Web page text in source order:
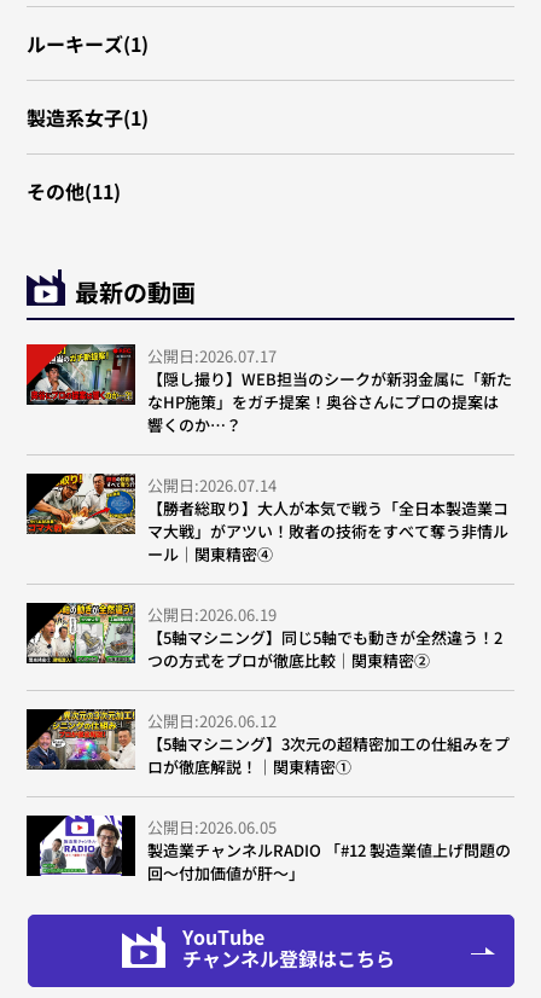
ルーキーズ(1)
製造系女子(1)
その他(11)
最新の動画
公開日:2026.07.17
【隠し撮り】WEB担当のシークが新羽金属に「新た
なHP施策」をガチ提案！奥谷さんにプロの提案は
響くのか…？
公開日:2026.07.14
【勝者総取り】大人が本気で戦う「全日本製造業コ
マ大戦」がアツい！敗者の技術をすべて奪う非情ル
ール｜関東精密④
公開日:2026.06.19
【5軸マシニング】同じ5軸でも動きが全然違う！2
つの方式をプロが徹底比較｜関東精密②
公開日:2026.06.12
【5軸マシニング】3次元の超精密加工の仕組みをプ
ロが徹底解説！｜関東精密①
公開日:2026.06.05
製造業チャンネルRADIO 「#12 製造業値上げ問題の
回～付加価値が肝～」
YouTube
チャンネル登録はこちら